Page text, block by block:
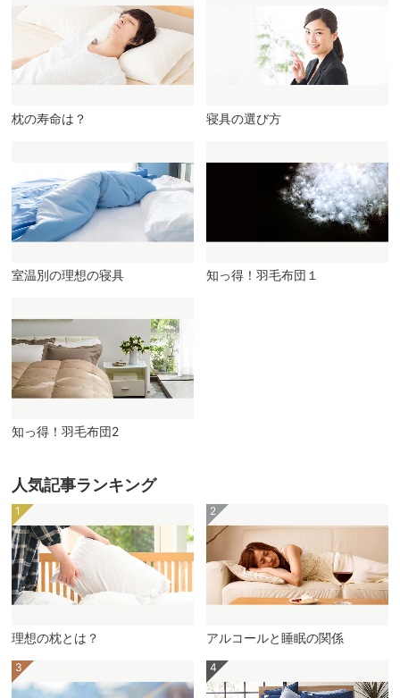
枕の寿命は？ 寝具の選び方
室温別の理想の寝具 知っ得！羽毛布団１
知っ得！羽毛布団2
人気記事ランキング
理想の枕とは？ アルコールと睡眠の関係